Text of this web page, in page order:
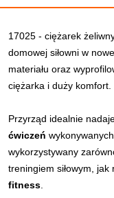
17025 - ciężarek
domowej siłowni w
materiału oraz
ciężarka i duży komfort.
Przyrząd idealnie
ćwiczeń
wykorzystywany
treningiem siłowym,
fitness